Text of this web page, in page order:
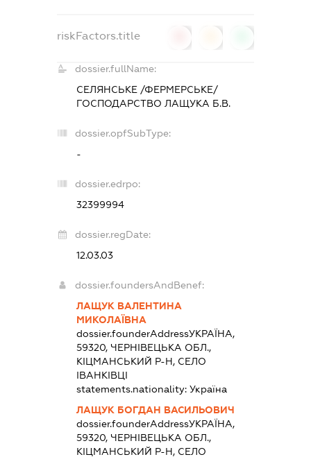
riskFactors.title
dossier.fullName:
СЕЛЯНСЬКЕ /ФЕРМЕРСЬКЕ/
ГОСПОДАРСТВО ЛАЩУКА Б.В.
dossier.opfSubType:
-
dossier.edrpo:
32399994
dossier.regDate:
12.03.03
dossier.foundersAndBenef:
ЛАЩУК ВАЛЕНТИНА
МИКОЛАЇВНА
dossier.founderAddressУКРАЇНА,
59320, ЧЕРНІВЕЦЬКА ОБЛ.,
КІЦМАНСЬКИЙ Р-Н, СЕЛО
ІВАНКІВЦІ
statements.nationality:Україна
ЛАЩУК БОГДАН ВАСИЛЬОВИЧ
dossier.founderAddressУКРАЇНА,
59320, ЧЕРНІВЕЦЬКА ОБЛ.,
КІЦМАНСЬКИЙ Р-Н, СЕЛО